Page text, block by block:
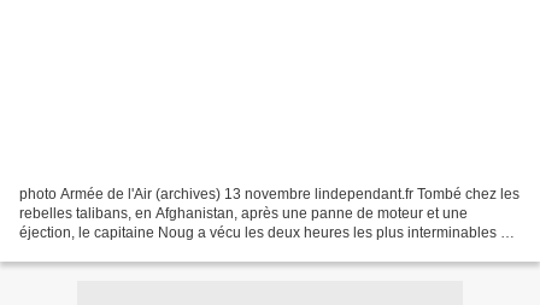
photo Armée de l'Air (archives) 13 novembre lindependant.fr Tombé chez les
rebelles talibans, en Afghanistan, après une panne de moteur et une
éjection, le capitaine Noug a vécu les deux heures les plus interminables de